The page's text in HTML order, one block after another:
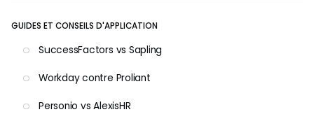
GUIDES ET CONSEILS D'APPLICATION
SuccessFactors vs Sapling
Workday contre Proliant
Personio vs AlexisHR